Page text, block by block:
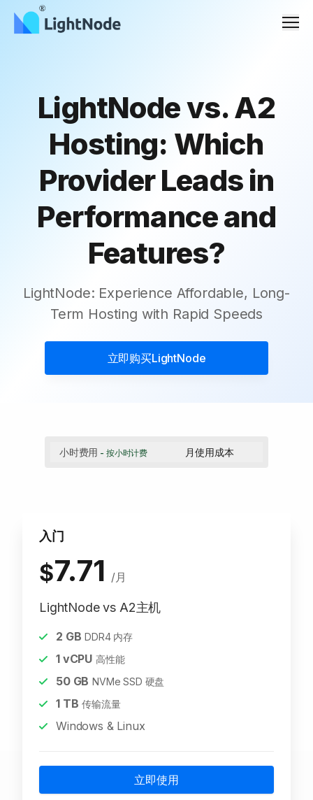
LightNode vs. A2
Hosting: Which
Provider Leads in
Performance and
Features?
LightNode: Experience Affordable, Long-
Term Hosting with Rapid Speeds
立即购买LightNode
小时费用 - 按小时计费 月使用成本
入门
$7.71 /月
LightNode vs A2主机
2 GB DDR4 内存
1vCPU 高性能
50GB NVMe SSD 硬盘
1TB 传输流量
Windows & Linux
立即使用